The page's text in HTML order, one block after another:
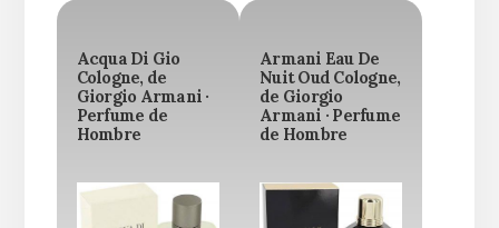
Acqua Di Gio
Cologne, de
Giorgio Armani ·
Perfume de
Hombre
Armani Eau De
Nuit Oud Cologne,
de Giorgio
Armani · Perfume
de Hombre